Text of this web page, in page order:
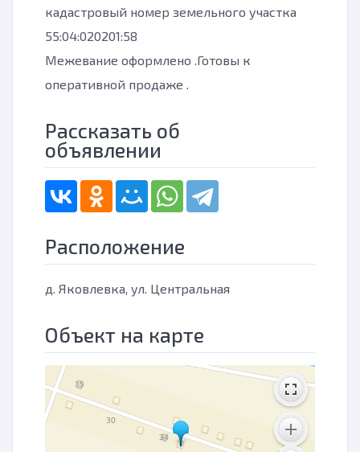
кадастровый номер земельного участка
55:04:020201:58
Межевание оформлено .Готовы к
оперативной продаже .
Рассказать об
объявлении
Расположение
д. Яковлевка, ул. Центральная
Объект на карте